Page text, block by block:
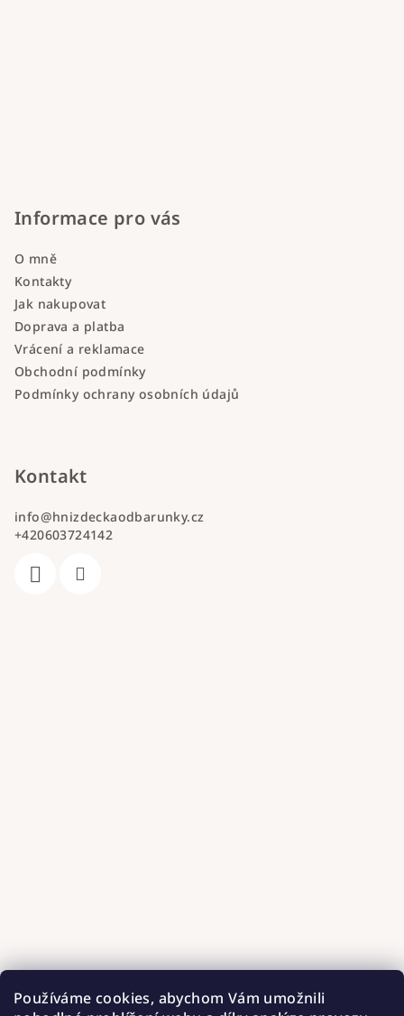
Používáme cookies, abychom Vám umožnili
Informace pro vás
O mně
Kontakty
Jak nakupovat
Doprava a platba
Vrácení a reklamace
Obchodní podmínky
Podmínky ochrany osobních údajů
Kontakt
info@hnizdeckaodbarunky.cz
+420603724142